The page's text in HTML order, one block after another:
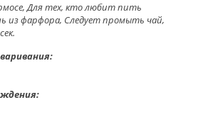
Для тех, кто любит пить
из фарфора, Следует промыть чай,